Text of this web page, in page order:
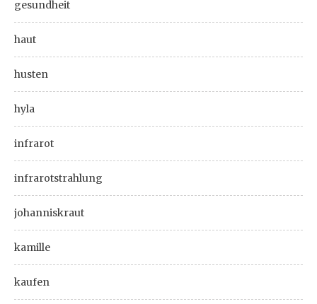
gesundheit
haut
husten
hyla
infrarot
infrarotstrahlung
johanniskraut
kamille
kaufen